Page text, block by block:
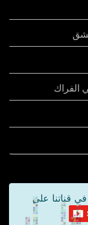
الفراك
قناتنا على